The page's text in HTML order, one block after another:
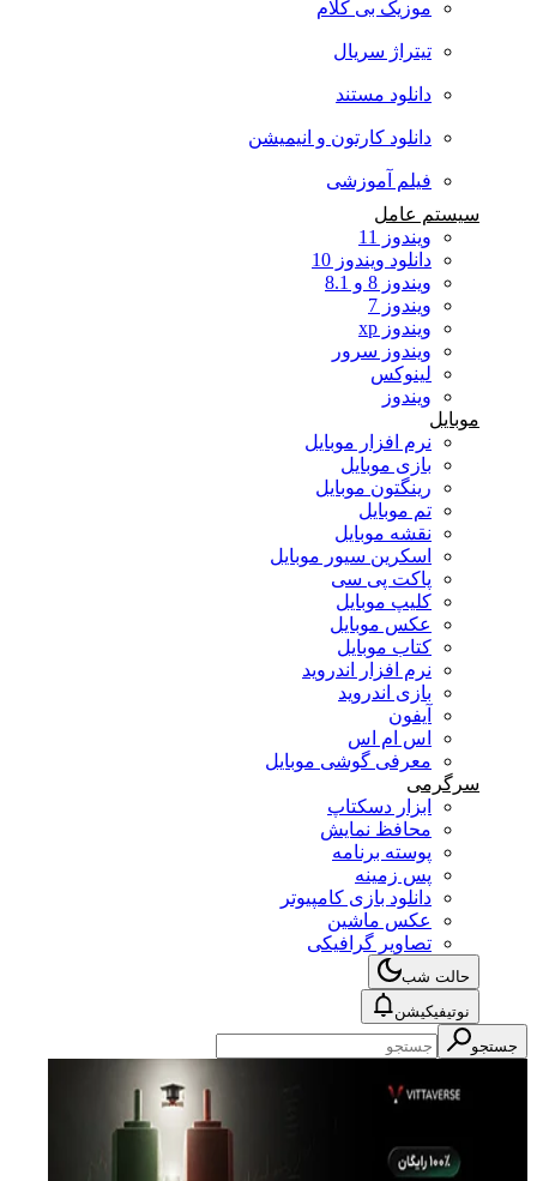
موزیک بی کلام
تیتراژ سریال
دانلود مستند
دانلود کارتون و انیمیشن
فیلم آموزشی
سیستم عامل
ویندوز 11
دانلود ویندوز 10
ویندوز 8 و 8.1
ویندوز 7
ویندوز xp
ویندوز سرور
لینوکس
ویندوز
موبایل
نرم افزار موبایل
بازی موبایل
رینگتون موبایل
تم موبایل
نقشه موبایل
اسکرین سیور موبایل
پاکت پی سی
کلیپ موبایل
عکس موبایل
کتاب موبایل
نرم افزار اندروید
بازی اندروید
آیفون
اس ام اس
معرفی گوشی موبایل
سرگرمی
ابزار دسکتاپ
محافظ نمایش
پوسته برنامه
پس زمینه
دانلود بازی کامپیوتر
عکس ماشین
تصاویر گرافیکی
حالت شب
نوتیفیکیشن
جستجو